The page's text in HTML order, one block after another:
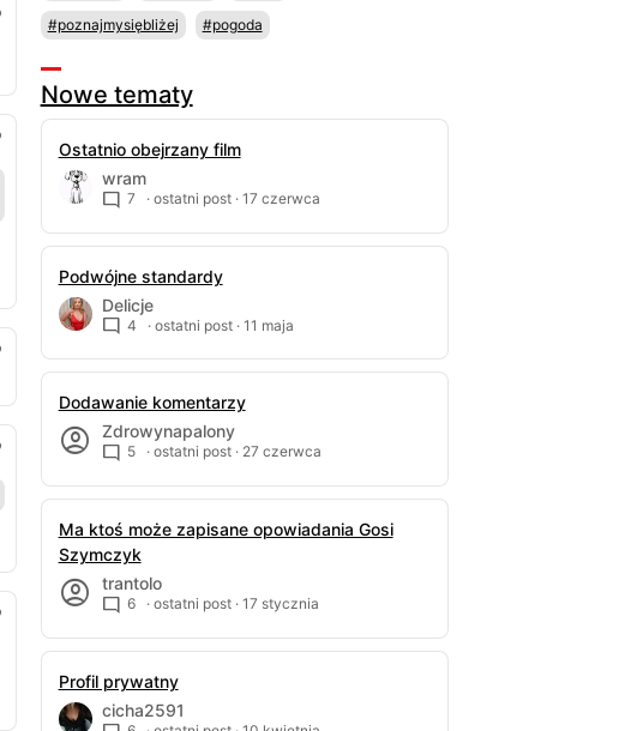
#poznajmysiębliżej #pogoda
Nowe tematy
Ostatnio obejrzany film
wram
7 · ostatni post · 17 czerwca
Podwójne standardy
Delicje
4 · ostatni post · 11 maja
Dodawanie komentarzy
Zdrowynapalony
5 · ostatni post · 27 czerwca
Ma ktoś może zapisane opowiadania Gosi
Szymczyk
trantolo
6 · ostatni post · 17 stycznia
Profil prywatny
cicha2591